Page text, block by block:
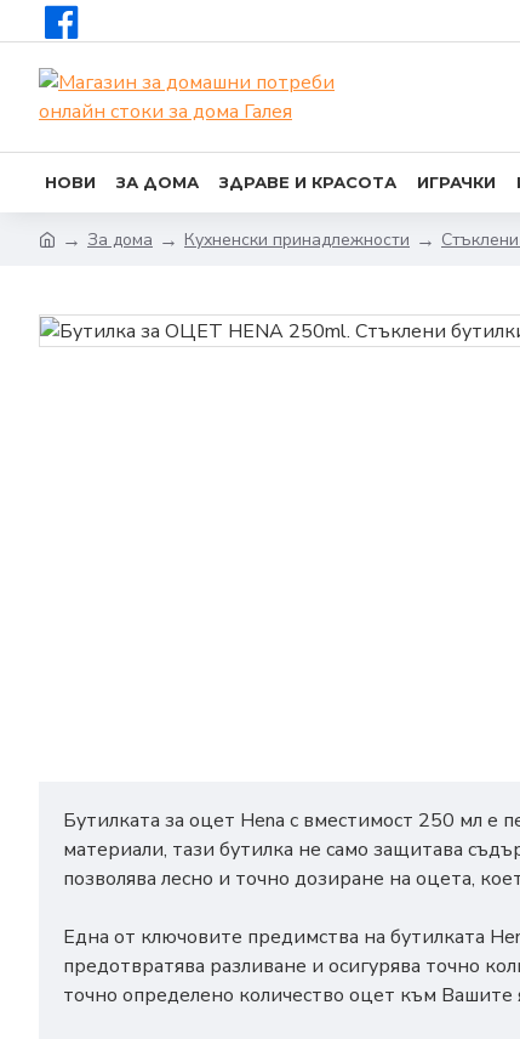
НОВИ ЗА ДОМА ЗДРАВЕ И КРАСОТА ИГРАЧКИ
За дома Кухненски принадлежности
Бутилката за оцет Hena с вместимост 250 мл
материали, тази бутилка не само защитава
позволява лесно и точно дозиране на оцета,
Една от ключовите предимства на бутилката
предотвратява разливане и осигурява точно
точно определено количество оцет към